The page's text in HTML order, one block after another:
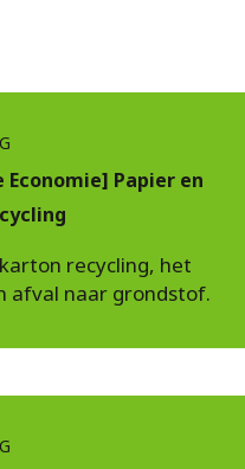
Economie] Papier en
recycling, het
afval naar grondstof.